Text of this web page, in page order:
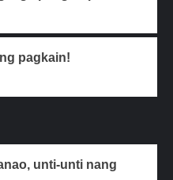
pagkain!
unti-unti nang